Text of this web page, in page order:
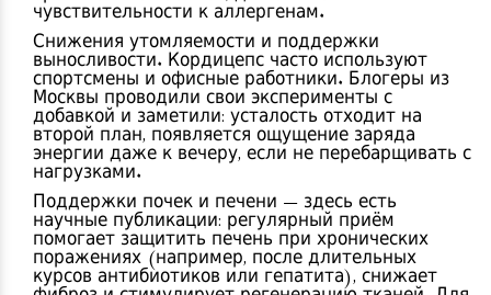
чувствительности к аллергенам.
Снижения утомляемости и поддержки
выносливости. Кордицепс часто используют
спортсмены и офисные работники. Блогеры из
Москвы проводили свои эксперименты с
добавкой и заметили: усталость отходит на
второй план, появляется ощущение заряда
энергии даже к вечеру, если не перебарщивать с
нагрузками.
Поддержки почек и печени — здесь есть
научные публикации: регулярный приём
помогает защитить печень при хронических
поражениях (например, после длительных
курсов антибиотиков или гепатита), снижает